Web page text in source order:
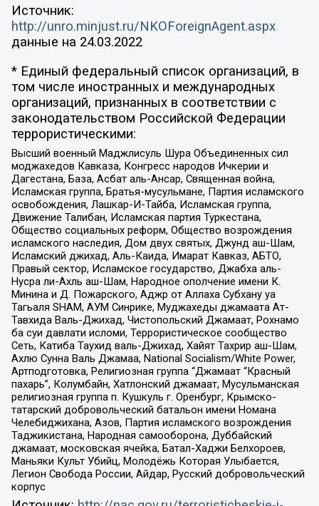
Источник:
http://unro.minjust.ru/NKOForeignAgent.aspx
данные на 24.03.2022
* Единый федеральный список организаций, в
том числе иностранных и международных
организаций, признанных в соответствии с
законодательством Российской Федерации
террористическими:
Высший военный Маджлисуль Шура Объединенных сил
моджахедов Кавказа, Конгресс народов Ичкерии и
Дагестана, База, Асбат аль-Ансар, Священная война,
Исламская группа, Братья-мусульмане, Партия исламского
освобождения, Лашкар-И-Тайба, Исламская группа,
Движение Талибан, Исламская партия Туркестана,
Общество социальных реформ, Общество возрождения
исламского наследия, Дом двух святых, Джунд аш-Шам,
Исламский джихад, Аль-Каида, Имарат Кавказ, АБТО,
Правый сектор, Исламское государство, Джабха аль-
Нусра ли-Ахль аш-Шам, Народное ополчение имени К.
Минина и Д. Пожарского, Аджр от Аллаха Субхану уа
Тагьаля SHAM, АУМ Синрике, Муджахеды джамаата Ат-
Тавхида Валь-Джихад, Чистопольский Джамаат, Рохнамо
ба суи давлати исломи, Террористическое сообщество
Сеть, Катиба Таухид валь-Джихад, Хайят Тахрир аш-Шам,
Ахлю Сунна Валь Джамаа, National Socialism/White Power,
Артподготовка, Религиозная группа “Джамаат “Красный
пахарь”, Колумбайн, Хатлонский джамаат, Мусульманская
религиозная группа п. Кушкуль г. Оренбург, Крымско-
татарский добровольческий батальон имени Номана
Челебиджихана, Азов, Партия исламского возрождения
Таджикистана, Народная самооборона, Дуббайский
джамаат, московская ячейка, Батал-Хаджи Белхороев,
Маньяки Культ Убийц, Молодёжь Которая Улыбается,
Легион Свобода России, Айдар, Русский добровольческий
корпус